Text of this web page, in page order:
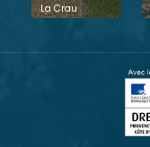
La Crau